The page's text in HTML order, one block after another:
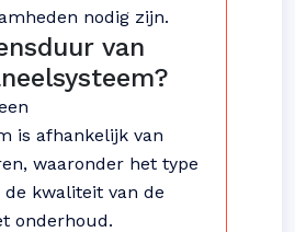
nodig zijn.
van
is afhankelijk van
waaronder het type
kwaliteit van de
onderhoud.